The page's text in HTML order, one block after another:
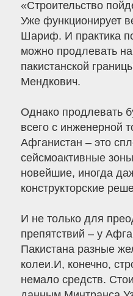
«Строительство
Уже функционирует
Шариф. И практика
можно продлевать
пакистанской
Мендкович.
Однако продлевать
всего с инженерной
Афганистан – это
сейсмоактивные
новейшие, иногда
конструкторские
И не только для
препятствий – у
Пакистана разные
колеи.И, конечно,
немало средств.